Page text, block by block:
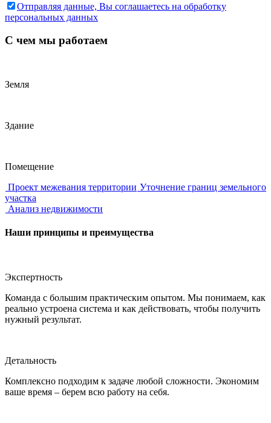
Отправляя данные, Вы соглашаетесь на обработку
персональных данных
С чем мы работаем
Земля
Здание
Помещение
Проект межевания территории Уточнение границ земельного
участка
Анализ недвижимости
Наши принципы и преимущества
Экспертность
Команда с большим практическим опытом. Мы понимаем, как
реально устроена система и как действовать, чтобы получить
нужный результат.
Детальность
Комплексно подходим к задаче любой сложности. Экономим
ваше время – берем всю работу на себя.